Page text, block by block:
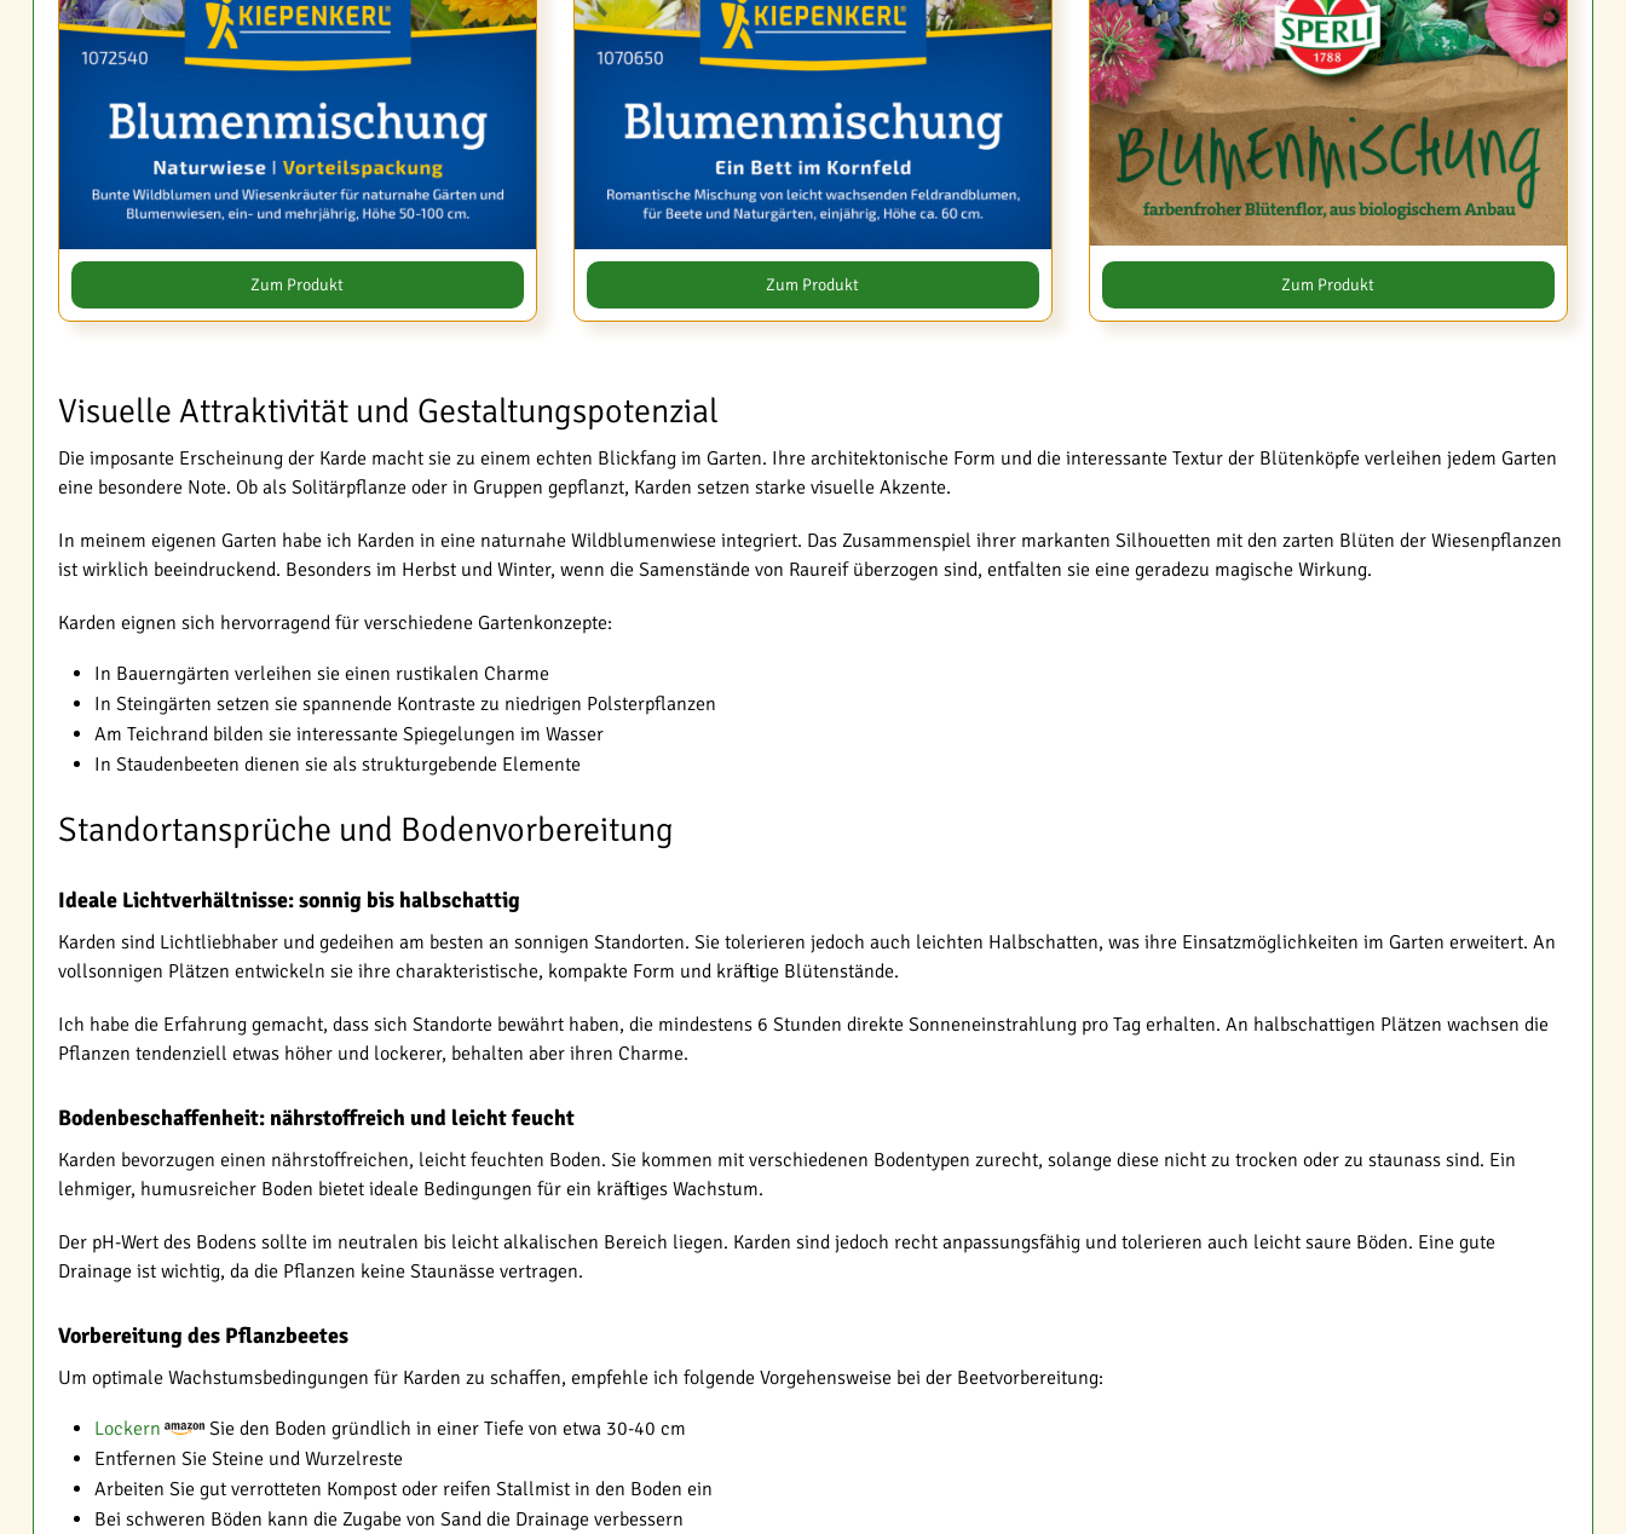
Zum Produkt Zum Produkt Zum Produkt
Visuelle Attraktivität und Gestaltungspotenzial
Die imposante Erscheinung der Karde macht sie zu einem echten Blickfang im Garten. Ihre architektonische Form und die interessante Textur der Blütenköpfe verleihen jedem Garten
eine besondere Note. Ob als Solitärpflanze oder in Gruppen gepflanzt, Karden setzen starke visuelle Akzente.
In meinem eigenen Garten habe ich Karden in eine naturnahe Wildblumenwiese integriert. Das Zusammenspiel ihrer markanten Silhouetten mit den zarten Blüten der Wiesenpflanzen
ist wirklich beeindruckend. Besonders im Herbst und Winter, wenn die Samenstände von Raureif überzogen sind, entfalten sie eine geradezu magische Wirkung.
Karden eignen sich hervorragend für verschiedene Gartenkonzepte:
In Bauerngärten verleihen sie einen rustikalen Charme
In Steingärten setzen sie spannende Kontraste zu niedrigen Polsterpflanzen
Am Teichrand bilden sie interessante Spiegelungen im Wasser
In Staudenbeeten dienen sie als strukturgebende Elemente
Standortansprüche und Bodenvorbereitung
Ideale Lichtverhältnisse: sonnig bis halbschattig
Karden sind Lichtliebhaber und gedeihen am besten an sonnigen Standorten. Sie tolerieren jedoch auch leichten Halbschatten, was ihre Einsatzmöglichkeiten im Garten erweitert. An
vollsonnigen Plätzen entwickeln sie ihre charakteristische, kompakte Form und kräftige Blütenstände.
Ich habe die Erfahrung gemacht, dass sich Standorte bewährt haben, die mindestens 6 Stunden direkte Sonneneinstrahlung pro Tag erhalten. An halbschattigen Plätzen wachsen die
Pflanzen tendenziell etwas höher und lockerer, behalten aber ihren Charme.
Bodenbeschaffenheit: nährstoffreich und leicht feucht
Karden bevorzugen einen nährstoffreichen, leicht feuchten Boden. Sie kommen mit verschiedenen Bodentypen zurecht, solange diese nicht zu trocken oder zu staunass sind. Ein
lehmiger, humusreicher Boden bietet ideale Bedingungen für ein kräftiges Wachstum.
Der pH-Wert des Bodens sollte im neutralen bis leicht alkalischen Bereich liegen. Karden sind jedoch recht anpassungsfähig und tolerieren auch leicht saure Böden. Eine gute
Drainage ist wichtig, da die Pflanzen keine Staunässe vertragen.
Vorbereitung des Pflanzbeetes
Um optimale Wachstumsbedingungen für Karden zu schaffen, empfehle ich folgende Vorgehensweise bei der Beetvorbereitung:
Lockern
Sie den Boden gründlich in einer Tiefe von etwa 30-40 cm
Entfernen Sie Steine und Wurzelreste
Arbeiten Sie gut verrotteten Kompost oder reifen Stallmist in den Boden ein
Bei schweren Böden kann die Zugabe von Sand die Drainage verbessern